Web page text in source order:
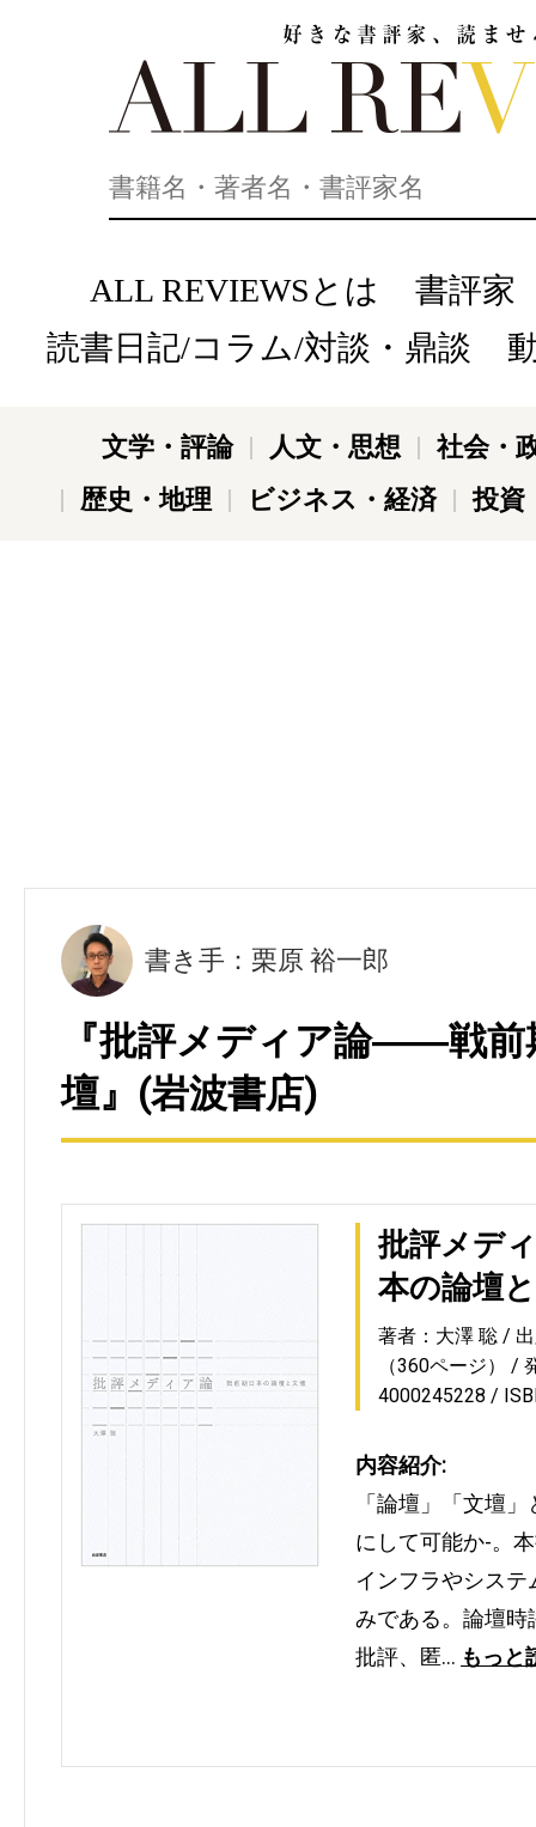
ALL REVIEWSとは
書評家
読書日記/コラム/対談・鼎談
文学・評論 人文・思想
社会・
歴史・地理
ビジネス・経済 投資
書き手：栗原 裕一郎
『批評メディア論――戦前
壇』(岩波書店)
批評メデ
本の論壇
著者：大澤 聡
（360ページ）
4000245228
内容紹介:
「論壇」「文壇
にして可能か-。
インフラやシス
みである。論壇時
批評、匿… もっと